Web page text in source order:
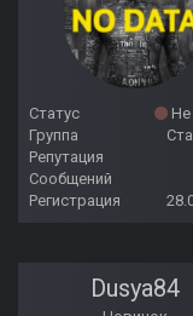
Статус
Не
Группа
Репутация
Сообщений
Регистрация
Dusya84